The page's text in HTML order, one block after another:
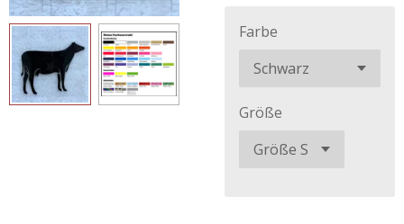
Farbe
Größe